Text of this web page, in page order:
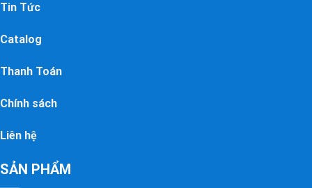
Tin Tức
Catalog
Thanh Toán
Chính sách
Liên hệ
SẢN PHẨM